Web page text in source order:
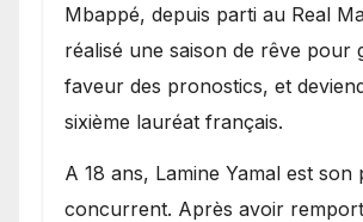
Mbappé, depuis parti au Real
réalisé une saison de rêve pour
faveur des pronostics, et
sixième lauréat français.
A 18 ans, Lamine Yamal est son
concurrent. Après avoir